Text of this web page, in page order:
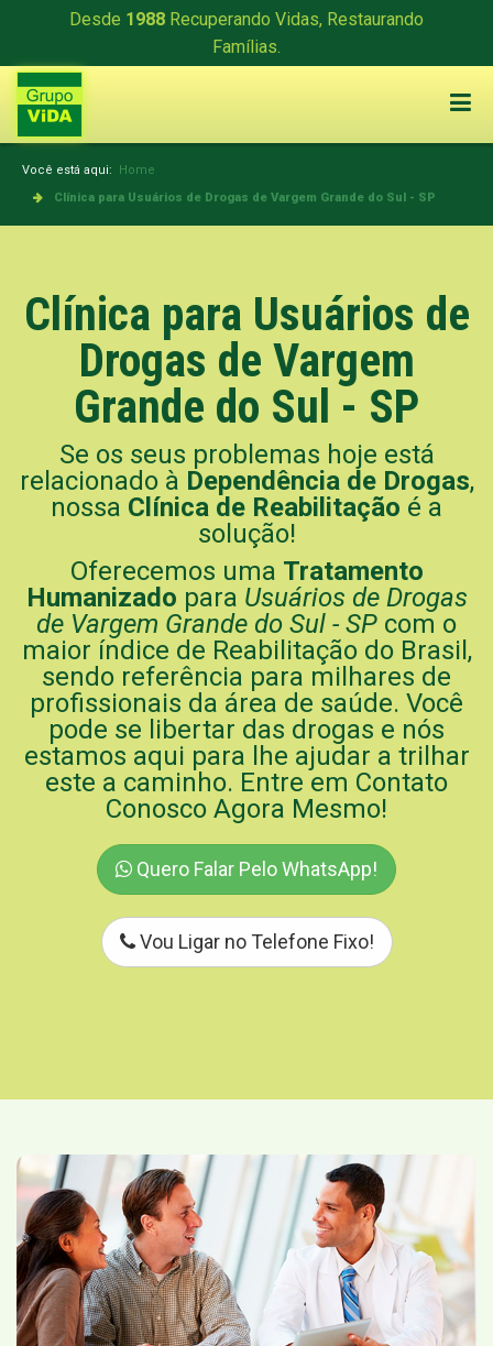
Desde 1988 Recuperando Vidas, Restaurando
Famílias.
Você está aqui: Home
Clínica para Usuários de Drogas de Vargem Grande do Sul - SP
Clínica para Usuários de
Drogas de Vargem
Grande do Sul - SP
Se os seus problemas hoje está
relacionado à Dependência de Drogas,
nossa Clínica de Reabilitação é a
solução!
Oferecemos uma Tratamento
Humanizado para Usuários de Drogas
de Vargem Grande do Sul - SP com o
maior índice de Reabilitação do Brasil,
sendo referência para milhares de
profissionais da área de saúde. Você
pode se libertar das drogas e nós
estamos aqui para lhe ajudar a trilhar
este a caminho. Entre em Contato
Conosco Agora Mesmo!
Quero Falar Pelo WhatsApp!
Vou Ligar no Telefone Fixo!